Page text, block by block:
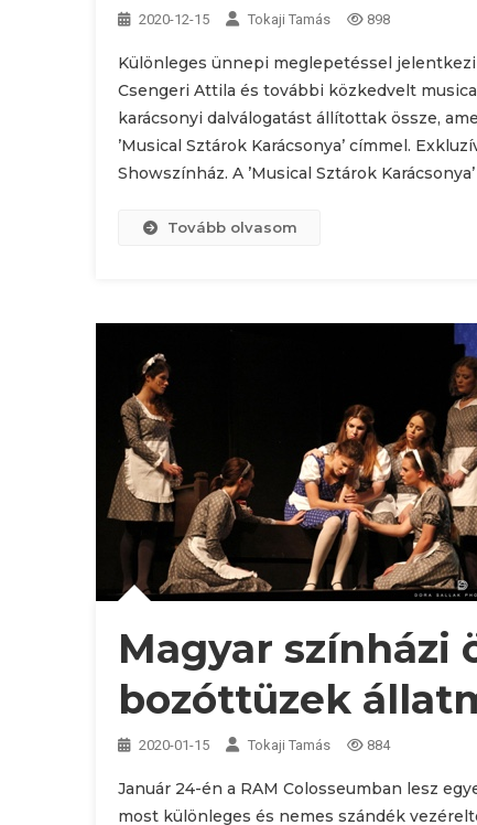
2020-12-15 Tokaji Tamás 898
Különleges ünnepi meglepetéssel
Csengeri Attila és további közkedvelt
karácsonyi dalválogatást állítottak össze,
’Musical Sztárok Karácsonya’ címmel.
Showszínház. A ’Musical Sztárok
Tovább olvasom
Magyar színházi
bozóttüzek
2020-01-15 Tokaji Tamás 884
Január 24-én a RAM Colosseumban lesz
most különleges és nemes szándék